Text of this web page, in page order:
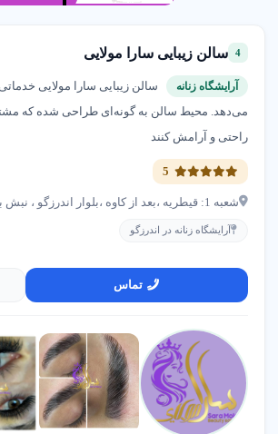
4 سالن زیبایی سارا مولایی
آرایشگاه زنانه
سالن زیبایی سارا مولایی خدماتی
می‌دهد. محیط سالن به گونه‌ای طراحی شده که
راحتی و آرامش کنند
شعبه 1: قیطریه ،بعد از کاوه ،بلوار اندرزگو ، نبش بلوار
آرایشگاه زنانه در اندرزگو
تماس